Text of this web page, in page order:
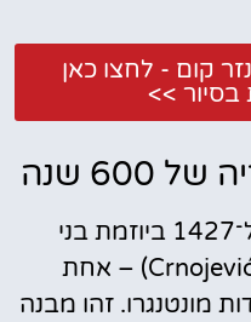
קום - לחצו כאן
בסיור >>
שנה
המנזר נבנה בין 1415 ל־1427 ביוזמת בני
משפחת קרנויאנוביץ’ (Crnojević) – אחת
מונטנגרו. זהו מבנה